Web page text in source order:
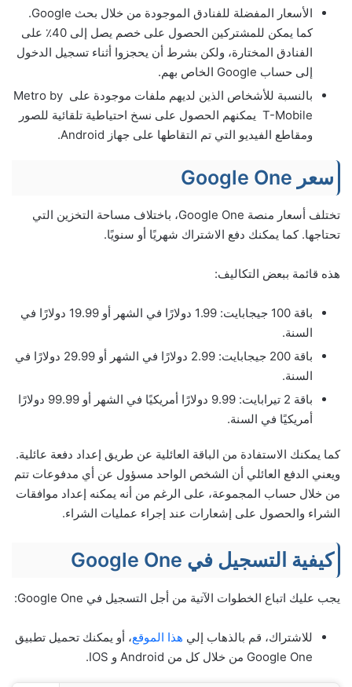
الأسعار المفضلة للفنادق الموجودة من خلال بحث Google.
كما يمكن للمشتركين الحصول على خصم يصل إلى 40٪ على
الفنادق المختارة، ولكن بشرط أن يحجزوا أثناء تسجيل الدخول
إلى حساب Google الخاص بهم.
بالنسبة للأشخاص الذين لديهم ملفات موجودة على Metro by
T-Mobile يمكنهم الحصول على نسخ احتياطية تلقائية للصور
ومقاطع الفيديو التي تم التقاطها على جهاز Android.
سعر Google One
تختلف أسعار منصة Google One، باختلاف مساحة التخزين التي
تحتاجها. كما يمكنك دفع الاشتراك شهريًا أو سنويًا.
هذه قائمة ببعض التكاليف:
باقة 100 جيجابايت: 1.99 دولارًا في الشهر أو 19.99 دولارًا في
السنة.
باقة 200 جيجابايت: 2.99 دولارًا في الشهر أو 29.99 دولارًا في
السنة.
باقة 2 تيرابايت: 9.99 دولارًا أمريكيًا في الشهر أو 99.99 دولارًا
أمريكيًا في السنة.
كما يمكنك الاستفادة من الباقة العائلية عن طريق إعداد دفعة عائلية.
ويعني الدفع العائلي أن الشخص الواحد مسؤول عن أي مدفوعات تتم
من خلال حساب المجموعة، على الرغم من أنه يمكنه إعداد موافقات
الشراء والحصول على إشعارات عند إجراء عمليات الشراء.
كيفية التسجيل في Google One
يجب عليك اتباع الخطوات الآتية من أجل التسجيل في Google One:
للاشتراك، قم بالذهاب إلي هذا الموقع، أو يمكنك تحميل تطبيق
Google One من خلال كل من Android و IOS.